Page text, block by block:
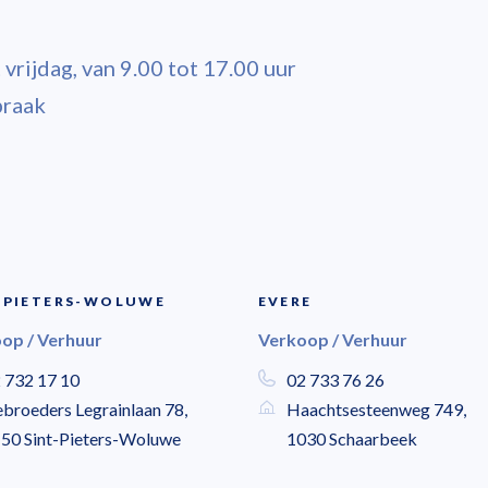
van 9.00 tot 17.00 uur
WOLUWE
/ Verhuur
732 17 10
Legrainlaan 78,
Sint-Pieters-Woluwe
EVERE
Verkoop / Verhuur
02 733 76 26
Haachtsesteenweg 749,
1030 Schaarbeek